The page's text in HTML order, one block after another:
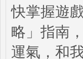
快掌握遊
略」指南
運氣，和